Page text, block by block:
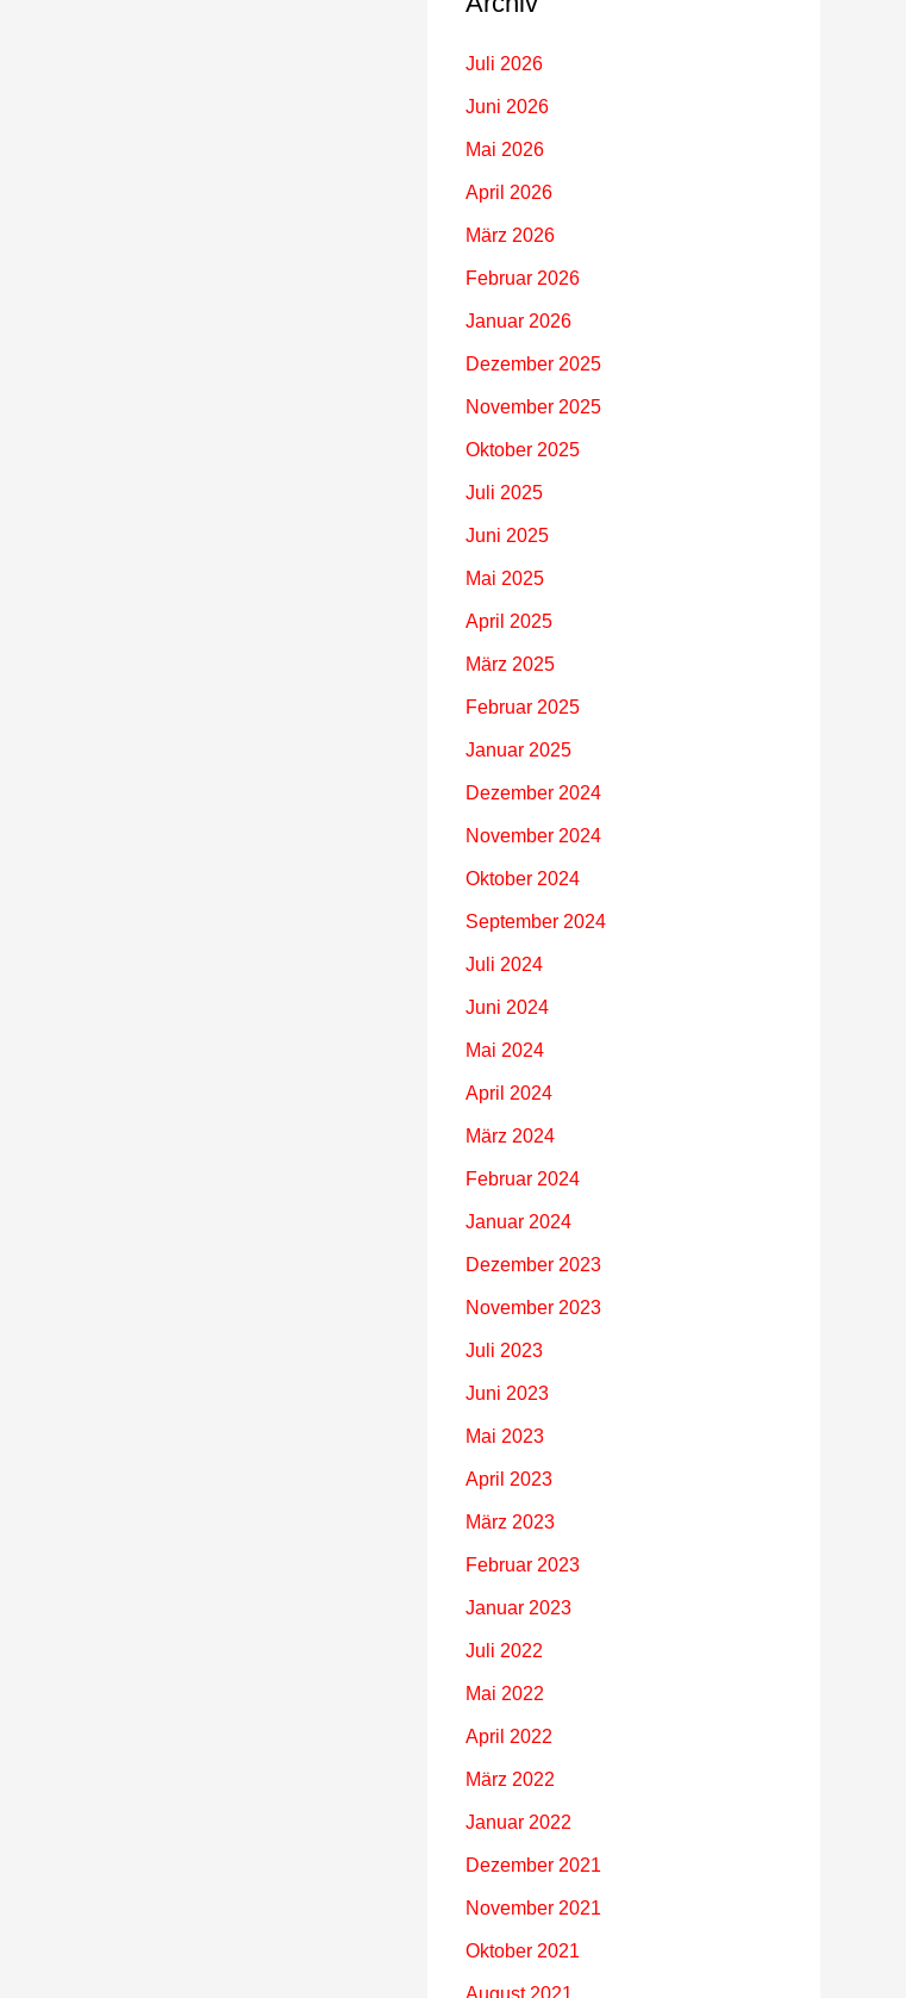
Juli 2026
Juni 2026
Mai 2026
April 2026
März 2026
Februar 2026
Januar 2026
Dezember 2025
November 2025
Oktober 2025
Juli 2025
Juni 2025
Mai 2025
April 2025
März 2025
Februar 2025
Januar 2025
Dezember 2024
November 2024
Oktober 2024
September 2024
Juli 2024
Juni 2024
Mai 2024
April 2024
März 2024
Februar 2024
Januar 2024
Dezember 2023
November 2023
Juli 2023
Juni 2023
Mai 2023
April 2023
März 2023
Februar 2023
Januar 2023
Juli 2022
Mai 2022
April 2022
März 2022
Januar 2022
Dezember 2021
November 2021
Oktober 2021